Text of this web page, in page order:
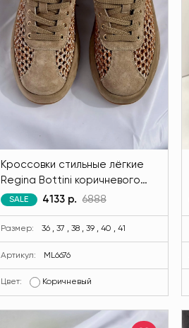
Кроссовки стильные лёгкие
Regina Bottini коричневого
цвета MODLAV ML6676-36
SALE 4133 р. 6888
Размер: 36 , 37 , 38 , 39 , 40 , 41
Артикул: ML6676
Цвет: Коричневый